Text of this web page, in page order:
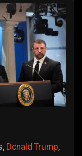
Donald Trump,